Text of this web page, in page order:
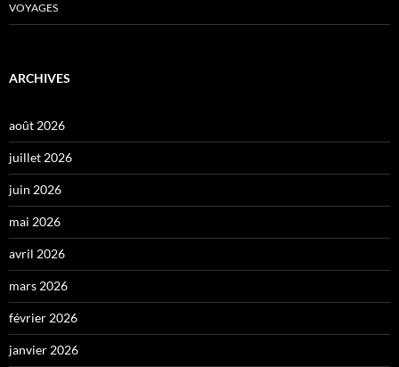
VOYAGES
ARCHIVES
août 2026
juillet 2026
juin 2026
mai 2026
avril 2026
mars 2026
février 2026
janvier 2026